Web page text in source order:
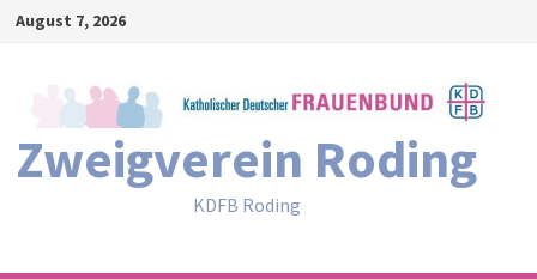
Zum
August 7, 2026
Zweigverein Roding
KDFB Roding